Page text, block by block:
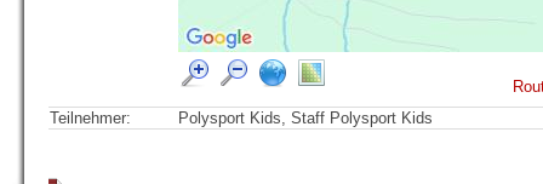
Teilnehmer:
Polysport Kids, Staff Polysport Kids